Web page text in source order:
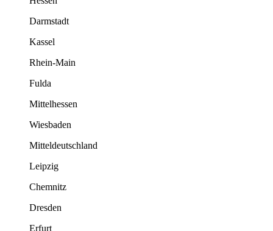
Darmstadt
Kassel
Rhein-Main
Fulda
Mittelhessen
Wiesbaden
Mitteldeutschland
Leipzig
Chemnitz
Dresden
Erfurt